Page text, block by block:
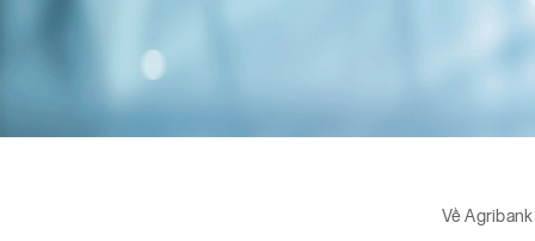
Về Agribank